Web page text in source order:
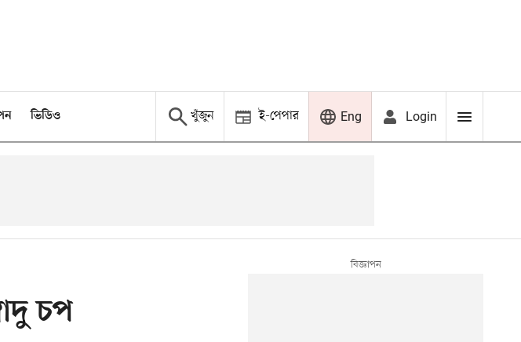
ভিডিও খুঁজুন ই-পেপার Eng Login
চপ